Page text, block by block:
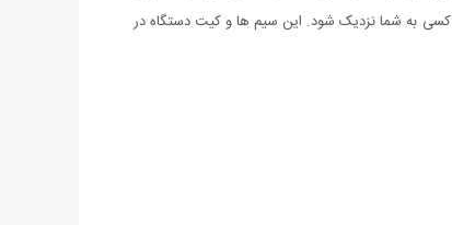
به شما نزدیک شود. این سیم ها و کیت دستگاه در